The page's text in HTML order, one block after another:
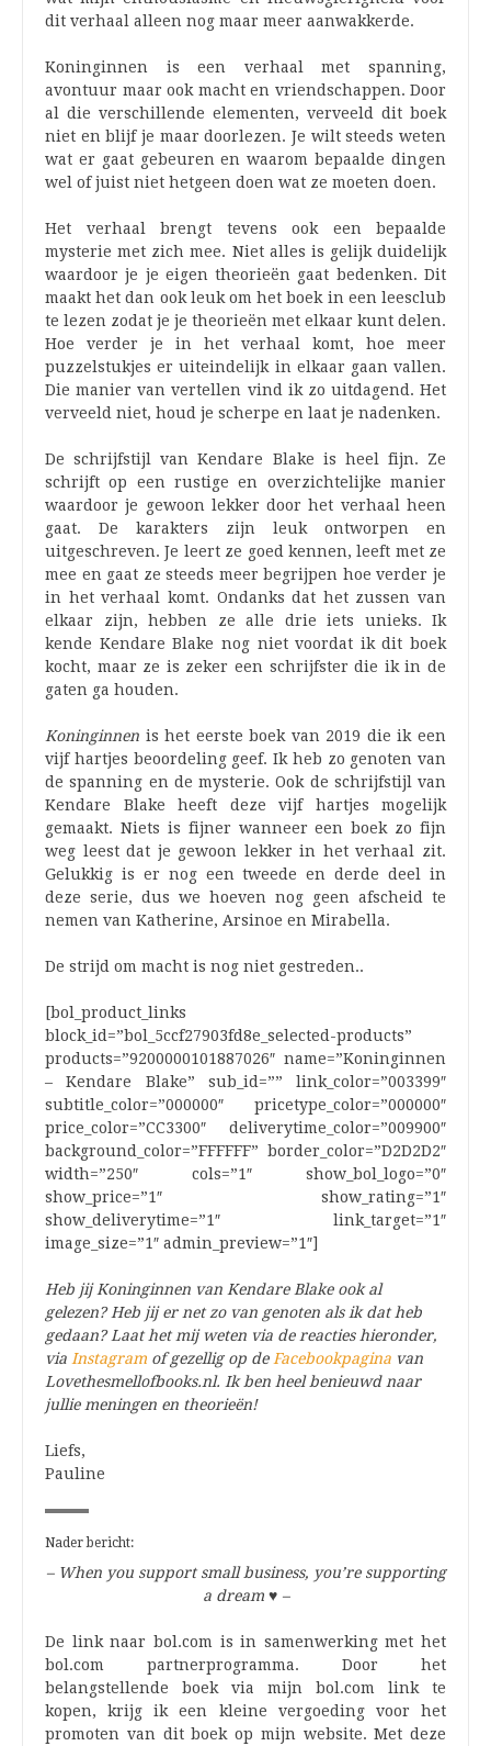
dit verhaal alleen nog maar meer aanwakkerde.
Koninginnen is een verhaal met spanning,
avontuur maar ook macht en vriendschappen. Door
al die verschillende elementen, verveeld dit boek
niet en blijf je maar doorlezen. Je wilt steeds weten
wat er gaat gebeuren en waarom bepaalde dingen
wel of juist niet hetgeen doen wat ze moeten doen.
Het verhaal brengt tevens ook een bepaalde
mysterie met zich mee. Niet alles is gelijk duidelijk
waardoor je je eigen theorieën gaat bedenken. Dit
maakt het dan ook leuk om het boek in een leesclub
te lezen zodat je je theorieën met elkaar kunt delen.
Hoe verder je in het verhaal komt, hoe meer
puzzelstukjes er uiteindelijk in elkaar gaan vallen.
Die manier van vertellen vind ik zo uitdagend. Het
verveeld niet, houd je scherpe en laat je nadenken.
De schrijfstijl van Kendare Blake is heel fijn. Ze
schrijft op een rustige en overzichtelijke manier
waardoor je gewoon lekker door het verhaal heen
gaat. De karakters zijn leuk ontworpen en
uitgeschreven. Je leert ze goed kennen, leeft met ze
mee en gaat ze steeds meer begrijpen hoe verder je
in het verhaal komt. Ondanks dat het zussen van
elkaar zijn, hebben ze alle drie iets unieks. Ik
kende Kendare Blake nog niet voordat ik dit boek
kocht, maar ze is zeker een schrijfster die ik in de
gaten ga houden.
Koninginnen is het eerste boek van 2019 die ik een
vijf hartjes beoordeling geef. Ik heb zo genoten van
de spanning en de mysterie. Ook de schrijfstijl van
Kendare Blake heeft deze vijf hartjes mogelijk
gemaakt. Niets is fijner wanneer een boek zo fijn
weg leest dat je gewoon lekker in het verhaal zit.
Gelukkig is er nog een tweede en derde deel in
deze serie, dus we hoeven nog geen afscheid te
nemen van Katherine, Arsinoe en Mirabella.
De strijd om macht is nog niet gestreden..
[bol_product_links
block_id=”bol_5ccf27903fd8e_selected-products”
products=”9200000101887026″ name=”Koninginnen
– Kendare Blake” sub_id=”” link_color=”003399″
subtitle_color=”000000″ pricetype_color=”000000″
price_color=”CC3300″ deliverytime_color=”009900″
background_color=”FFFFFF” border_color=”D2D2D2″
width=”250″ cols=”1″ show_bol_logo=”0″
show_price=”1″ show_rating=”1″
show_deliverytime=”1″ link_target=”1″
image_size=”1″ admin_preview=”1″]
Heb jij Koninginnen van Kendare Blake ook al
gelezen? Heb jij er net zo van genoten als ik dat heb
gedaan? Laat het mij weten via de reacties hieronder,
via Instagram of gezellig op de Facebookpagina van
Lovethesmellofbooks.nl. Ik ben heel benieuwd naar
jullie meningen en theorieën!
Liefs,
Pauline
Nader bericht:
– When you support small business, you’re supporting
a dream ♥ –
De link naar bol.com is in samenwerking met het
bol.com partnerprogramma. Door het
belangstellende boek via mijn bol.com link te
kopen, krijg ik een kleine vergoeding voor het
promoten van dit boek op mijn website. Met deze